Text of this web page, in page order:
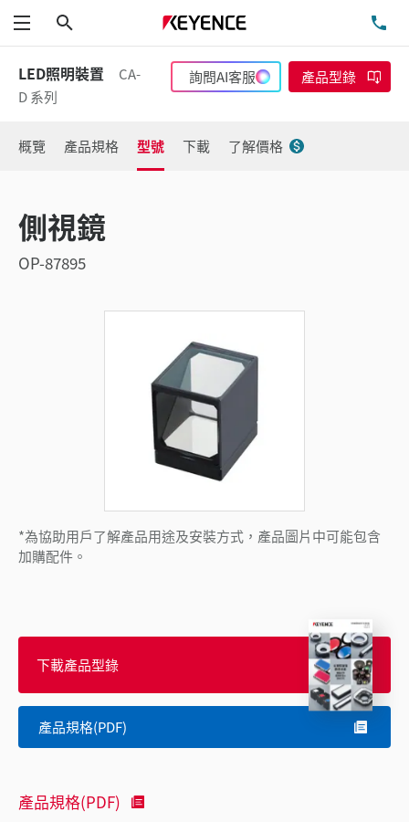
功能表
LED照明裝置
CA-
D 系列
詢問AI客服 產品型錄
概覽 產品規格 型號 下載 了解價格
側視鏡
OP-87895
*為協助用戶了解產品用途及安裝方式，產品圖片中可能包含
加購配件。
下載產品型錄
產品規格(PDF)
產品規格(PDF)